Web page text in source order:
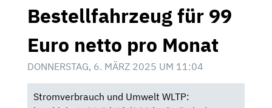
Bestellfahrzeug für 99
Euro netto pro Monat
DONNERSTAG, 6. MÄRZ 2025 UM 11:04
Stromverbrauch und Umwelt WLTP: